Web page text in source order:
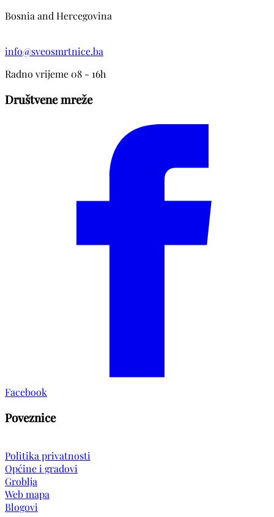
Bosnia and Hercegovina
info@sveosmrtnice.ba
Radno vrijeme 08 - 16h
Društvene mreže
Facebook
Poveznice
Politika privatnosti
Općine i gradovi
Groblja
Web mapa
Blogovi